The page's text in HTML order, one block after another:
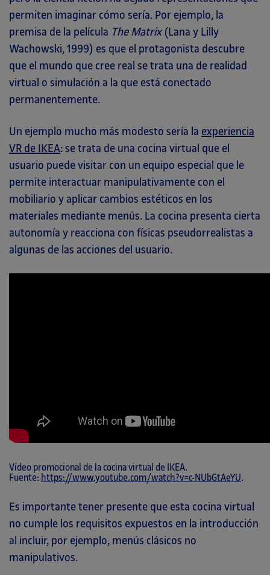
permiten imaginar cómo sería. Por ejemplo, la
premisa de la película The Matrix(Lana y Lilly
Wachowski, 1999) es que el protagonista descubre
que el mundo que cree real se trata una de realidad
virtual o simulación a la que está conectado
permanentemente.
Un ejemplo mucho más modesto sería la experiencia
VR de IKEA: se trata de una cocina virtual que el
usuario puede visitar con un equipo especial que le
permite interactuar manipulativamente con el
mobiliario y aplicar cambios estéticos en los
materiales mediante menús. La cocina presenta cierta
autonomía y reacciona con físicas pseudorrealistas a
algunas de las acciones del usuario.
Vídeo promocional de la cocina virtual de IKEA.
Fuente: https://www.youtube.com/watch?v=c-NUbGtAeYU.
Es importante tener presente que esta cocina virtual
no cumple los requisitos expuestos en la introducción
al incluir, por ejemplo, menús clásicos no
manipulativos.